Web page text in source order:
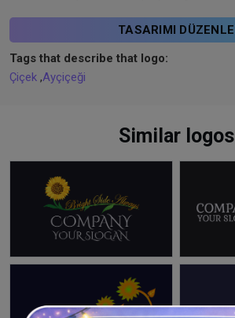
TASARIMI DÜZENLE
Tags that describe that logo:
Çiçek ,Ayçiçeği
Similar logos